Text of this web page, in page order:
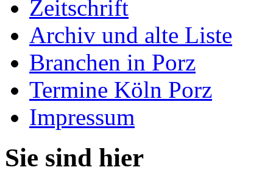
Zeitschrift
Archiv und alte Liste
Branchen in Porz
Termine Köln Porz
Impressum
Sie sind hier